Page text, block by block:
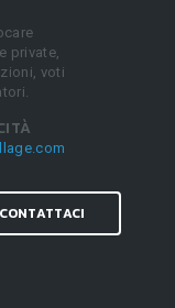
private,
voti
CONTATTACI